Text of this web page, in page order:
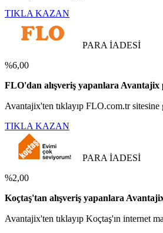
TIKLA KAZAN
PARA İADESİ
%6,00
FLO'dan alışveriş yapanlara
Avantajix'ten tıklayıp FLO.com.tr
TIKLA KAZAN
PARA İADESİ
%2,00
Koçtaş'tan alışveriş yapanlara
Avantajix'ten tıklayıp Koçtaş'ın internet